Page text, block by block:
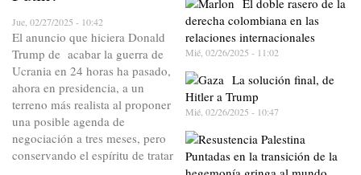
Jue, 02/27/2025 - 10:42
El anuncio que hiciera Donald
Trump de acabar la guerra de
Ucrania en 24 horas ha pasado,
ahora en presidencia, a un
terreno más realista al proponer
una posible agenda de
negociación a tres meses, pero
conservando el espíritu de tratar
derecha colombiana en las
relaciones internacionales
Mié, 02/26/2025 - 11:02
La solución final, de
Hitler a Trump
Mié, 02/26/2025 - 10:47
Puntadas en la transición de la